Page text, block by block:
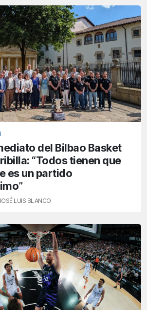
del Bilbao Basket
“Todos tienen que
es un partido
LUIS BLANCO